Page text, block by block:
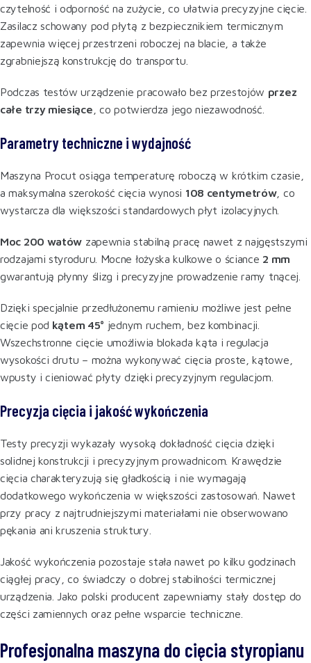
czytelność i odporność na zużycie, co ułatwia precyzyjne cięcie.
Zasilacz schowany pod płytą z bezpiecznikiem termicznym
zapewnia więcej przestrzeni roboczej na blacie, a także
zgrabniejszą konstrukcję do transportu.
Podczas testów urządzenie pracowało bez przestojów przez
całe trzy miesiące , co potwierdza jego niezawodność.
Parametry techniczne i wydajność
Maszyna Procut osiąga temperaturę roboczą w krótkim czasie,
a maksymalna szerokość cięcia wynosi 108 centymetrów, co
wystarcza dla większości standardowych płyt izolacyjnych.
Moc 200 watów zapewnia stabilną pracę nawet z najgęstszymi
rodzajami styroduru. Mocne łożyska kulkowe o ściance 2 mm
gwarantują płynny ślizg i precyzyjne prowadzenie ramy tnącej.
Dzięki specjalnie przedłużonemu ramieniu możliwe jest pełne
cięcie pod kątem 45° jednym ruchem, bez kombinacji.
Wszechstronne cięcie umożliwia blokada kąta i regulacja
wysokości drutu – można wykonywać cięcia proste, kątowe,
wpusty i cieniować płyty dzięki precyzyjnym regulacjom.
Precyzja cięcia i jakość wykończenia
Testy precyzji wykazały wysoką dokładność cięcia dzięki
solidnej konstrukcji i precyzyjnym prowadnicom. Krawędzie
cięcia charakteryzują się gładkością i nie wymagają
dodatkowego wykończenia w większości zastosowań. Nawet
przy pracy z najtrudniejszymi materiałami nie obserwowano
pękania ani kruszenia struktury.
Jakość wykończenia pozostaje stała nawet po kilku godzinach
ciągłej pracy, co świadczy o dobrej stabilności termicznej
urządzenia. Jako polski producent zapewniamy stały dostęp do
części zamiennych oraz pełne wsparcie techniczne.
Profesjonalna maszyna do cięcia styropianu